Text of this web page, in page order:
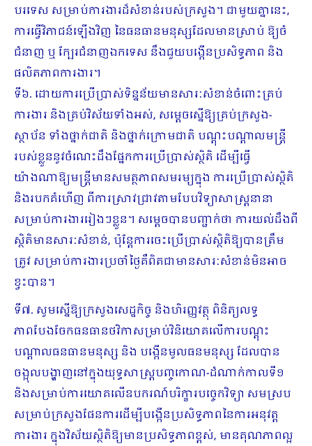
បរទេស សម្រាប់ការងារដ៏សំខាន់របស់ក្រសួង។ ជាមួយគ្នានេះ,
ការធ្វើវិភាជន៍ឡើងវិញ នៃធនធានមនុស្សដែលមានស្រាប់ ឱ្យចំ
ជំនាញ ឬ ក្បែរជំនាញឯកទេស នឹងជួយបង្កើនប្រសិទ្ធភាព និង
ផលិតភាពការងារ។
ទី៦. ដោយការប្រើប្រាស់ទិន្នន័យមានសារៈសំខាន់ចំពោះគ្រប់
ការងារ និងគ្រប់វិស័យទាំងអស់, សម្តេចស្នើឱ្យគ្រប់ក្រសួង-
ស្ថាប័ន ទាំងថ្នាក់ជាតិ និងថ្នាក់ក្រោមជាតិ បណ្តុះបណ្តាលមន្ត្រី
របស់ខ្លួននូវចំណេះដឹងផ្នែកការប្រើប្រាស់ស្ថិតិ ដើម្បីធ្វើ
យ៉ាងណាឱ្យមន្ត្រីមានសមត្ថភាពសមរម្យក្នុង ការប្រើប្រាស់ស្ថិតិ
និងរបកគំហើញ ពីការស្រាវជ្រាវតាមបែបវិទ្យាសាស្ត្រនានា
សម្រាប់ការងាររៀងៗខ្លួន។ សម្តេចបានបញ្ជាក់ថា ការយល់ដឹងពី
ស្ថិតិមានសារៈសំខាន់, ប៉ុន្តែការចេះប្រើប្រាស់ស្ថិតិឱ្យបានត្រឹម
ត្រូវ សម្រាប់ការងារប្រចាំថ្ងៃគឺពិតជាមានសារៈសំខាន់មិនអាច
ខ្វះបាន។
ទី៧. សូមស្នើឱ្យក្រសួងសេដ្ឋកិច្ច និងហិរញ្ញវត្ថុ ពិនិត្យលទ្ធ
ភាពបែងចែកធនធានថវិកាសម្រាប់វិនិយោគលើការបណ្តុះ
បណ្តាលធនធានមនុស្ស និង បង្កើនមូលធនមនុស្ស ដែលបាន
ចង្អុលបង្ហាញនៅក្នុងយុទ្ធសាស្ត្របញ្ចកោណ-ដំណាក់កាលទី១
និងសម្រាប់ការយោគលើឧបករណ៍បរិក្ខារបច្ចេកវិទ្យា សមស្រប
សម្រាប់ក្រសួងផែនការដើម្បីបង្កើនប្រសិទ្ធភាពនៃការអនុវត្ត
ការងារ ក្នុងវិស័យស្ថិតិឱ្យមានប្រសិទ្ធភាពខ្ពស់, មានគុណភាពល្អ